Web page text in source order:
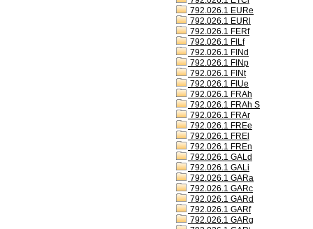
792.026.1 EURe
792.026.1 EURl
792.026.1 FERf
792.026.1 FILf
792.026.1 FINd
792.026.1 FINp
792.026.1 FINt
792.026.1 FIUe
792.026.1 FRAh
792.026.1 FRAh S
792.026.1 FRAr
792.026.1 FREe
792.026.1 FREl
792.026.1 FREn
792.026.1 GALd
792.026.1 GALi
792.026.1 GARa
792.026.1 GARc
792.026.1 GARd
792.026.1 GARf
792.026.1 GARg